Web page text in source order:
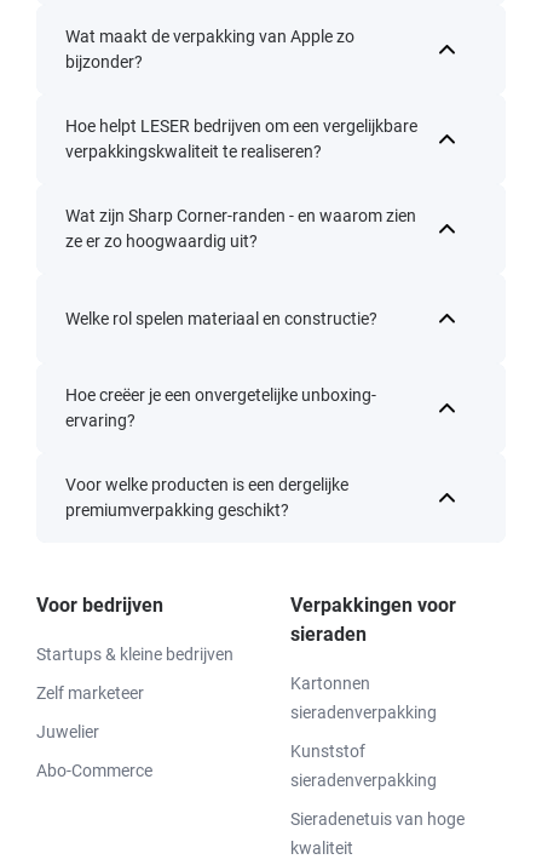
Wat maakt de verpakking van Apple zo
bijzonder?
Hoe helpt LESER bedrijven om een vergelijkbare
verpakkingskwaliteit te realiseren?
Wat zijn Sharp Corner-randen - en waarom zien
ze er zo hoogwaardig uit?
Welke rol spelen materiaal en constructie?
Hoe creëer je een onvergetelijke unboxing-
ervaring?
Voor welke producten is een dergelijke
premiumverpakking geschikt?
Voor bedrijven
Startups & kleine bedrijven
Zelf marketeer
Juwelier
Abo-Commerce
Verpakkingen voor
sieraden
Kartonnen
sieradenverpakking
Kunststof
sieradenverpakking
Sieradenetuis van hoge
kwaliteit